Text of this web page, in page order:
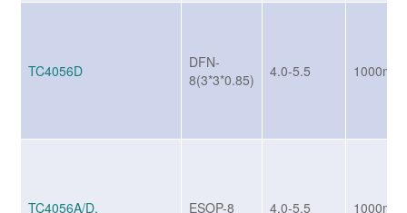
TC4056D
DFN-
8(3*3*0.85)
4.0-5.5 1000mA
TC4056A/D. ESOP-8 4.0-5.5 1000mA